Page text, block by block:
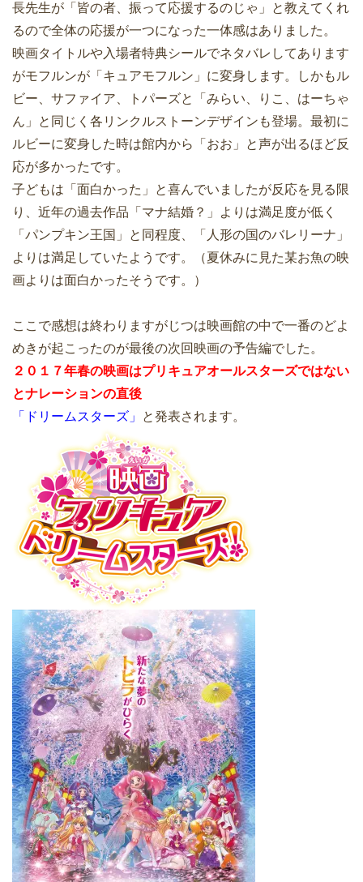
長先生が「皆の者、振って応援するのじゃ」と教えてくれ
るので全体の応援が一つになった一体感はありました。
映画タイトルや入場者特典シールでネタバレしてあります
がモフルンが「キュアモフルン」に変身します。しかもル
ビー、サファイア、トパーズと「みらい、りこ、はーちゃ
ん」と同じく各リンクルストーンデザインも登場。最初に
ルビーに変身した時は館内から「おお」と声が出るほど反
応が多かったです。
子どもは「面白かった」と喜んでいましたが反応を見る限
り、近年の過去作品「マナ結婚？」よりは満足度が低く
「パンプキン王国」と同程度、「人形の国のバレリーナ」
よりは満足していたようです。（夏休みに見た某お魚の映
画よりは面白かったそうです。）
ここで感想は終わりますがじつは映画館の中で一番のどよ
めきが起こったのが最後の次回映画の予告編でした。
２０１７年春の映画はプリキュアオールスターズではない
とナレーションの直後
「ドリームスターズ」
と発表されます。